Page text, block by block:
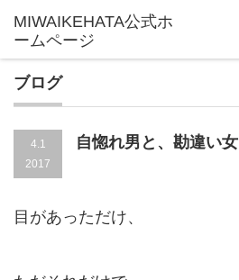
ブログ
4.1
2017
自惚れ男と、勘違い女
目があっただけ、